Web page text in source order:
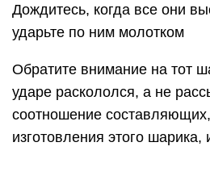
Дождитесь, когда все они
ударьте по ним молотком
Обратите внимание на тот
ударе раскололся, а не
соотношение
изготовления этого